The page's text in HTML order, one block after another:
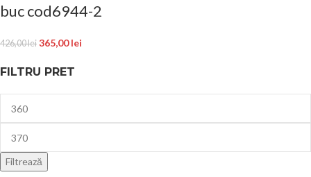
FILTRU PRET
Filtrează
buc cod6944-2
426,00lei 365,00lei